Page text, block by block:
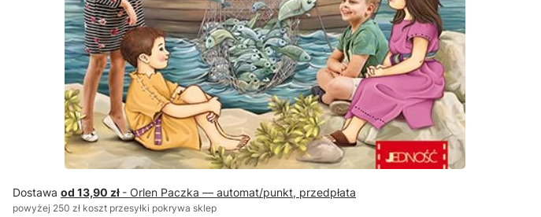
Dostawa od 13,90 zł - Orlen Paczka — automat/punkt, przedpłata
powyżej 250 zł koszt przesyłki pokrywa sklep